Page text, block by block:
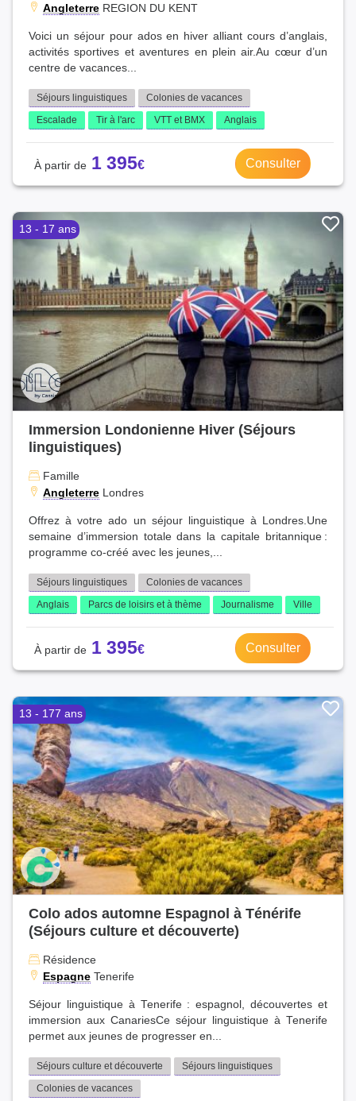
Guadeloupe (1)
Alpes-de-Haute-Provence (1)
Aude (1)
Mayenne (1)
Drôme (1)
Vienne (1)
Chine (1)
Finlande (1)
Pays-Bas (1)
Chypre (1)
Costa Rica (1)
République Tchèque (1)
Angleterre REGION DU KENT
Voici un séjour pour ados en hiver alliant cours d’anglais,
activités sportives et aventures en plein air.Au cœur d’un
centre de vacances...
Séjours linguistiques
Colonies de vacances
Escalade
Tir à l'arc VTT et BMX Anglais
1 395 Consulter
13 - 17 ans
Immersion Londonienne Hiver (Séjours
linguistiques)
Famille
Angleterre Londres
Offrez à votre ado un séjour linguistique à Londres.Une
semaine d’immersion totale dans la capitale britannique :
programme co‑créé avec les jeunes,...
Séjours linguistiques
Colonies de vacances
Anglais
Parcs de loisirs et à thème Journalisme Ville
1 395 Consulter
13 - 177 ans
Colo ados automne Espagnol à Ténérife
(Séjours culture et découverte)
Résidence
Espagne Tenerife
Séjour linguistique à Tenerife : espagnol, découvertes et
immersion aux CanariesCe séjour linguistique à Tenerife
permet aux jeunes de progresser en...
Séjours culture et découverte
Séjours linguistiques
Colonies de vacances